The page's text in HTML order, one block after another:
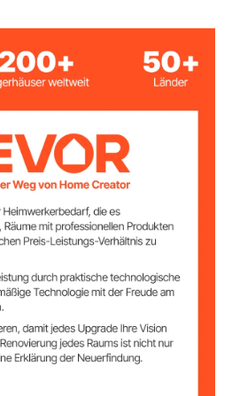
180 x 45 mm
Aluminiumprofil & Bakelit
DC 24 V 5 A
Edelstahl-Schrauben
12 V
0,25 N/m